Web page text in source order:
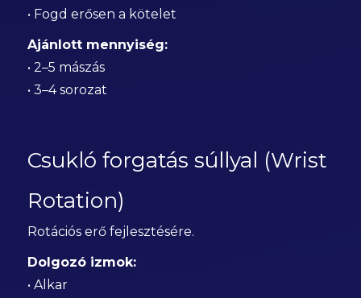
• Fogd erősen a kötelet
Ajánlott mennyiség:
• 2–5 mászás
• 3–4 sorozat
Csukló forgatás súllyal (Wrist
Rotation)
Rotációs erő fejlesztésére.
Dolgozó izmok:
• Alkar